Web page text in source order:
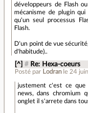
développeurs de Flash
mécanisme de plugin
qu'un seul processus
Flash.
D'un point de vue
d'habitude)..
[^] # Re: Hexa-coeurs
Posté par Lodran le 24
justement c'est ce
news, dans chromium
onglet il s'arrete dans